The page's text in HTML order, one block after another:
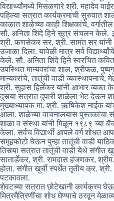
विद्यार्थ्यांमध्ये मिसळणारे श्री. महादेव
पहिल्या सत्रात कार्यक्रमाची सुरुवात
काळात शाळेच्या काही शिक्षकांचे,
सौ. अनिता शिंदे हिने सूत्र संचलन केले.
श्री. फणसेकर सर, श्री. सामंत सर
उजाळा दिला. यावेळी मात्र सर्व
केले. सौ. अनिता शिंदे हिने स्वरचित
उपस्थित मान्यवरांचा शाल, श्रीफळ,
मान्यवरांचे, तातूंची वाडी व्यवस्थापनाचे,
श्री. सुहास हिर्लेकर यांनी आभार व्यक्त
दुसर्‍या सत्रात दुपारी शाळेला भेट देऊन
मुख्याध्यापक मा. श्री. ऋषिकेश नाईक
आला. शाळेच्या वाचनालयास पुस्तकांचा
शाळा व संस्था यांनी मिळून १९८९ च्या
केला. सर्वच विद्यार्थी आपले वर्ग शोधत
समूहफोटो घेऊन पुन्हा तातूंची वाडी
तिसर्‍या सत्रात तातूंची वाडी येथे संगीत
सातार्डेकर, श्री. रामदास हंजणकर,
होता. संगीत खुर्ची स्पर्धेत तृतीय क्र.
पटकावला.
शेवटच्या सत्रात छोटेखानी कार्यक्रम
मित्रमैत्रिणींचा शोध घेण्याचे ठरवून